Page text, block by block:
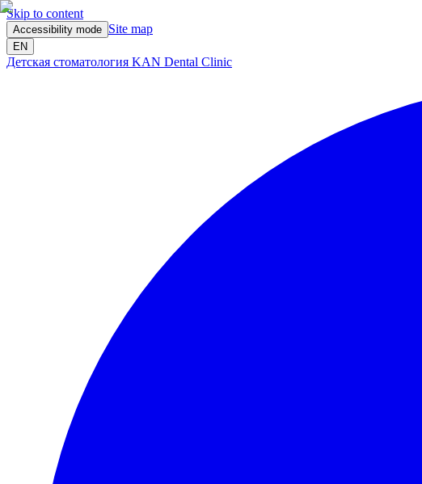
Skip to content
Accessibility mode Site map
EN
Детская стоматология KAN Dental Clinic